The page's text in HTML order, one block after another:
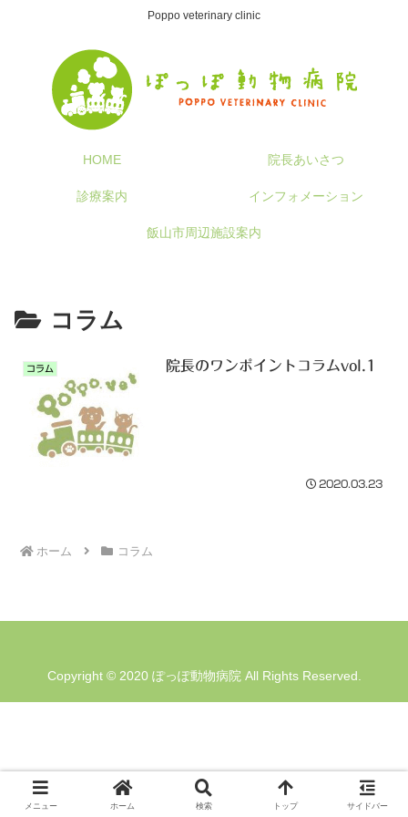
Poppo veterinary clinic
HOME 院長あいさつ
診療案内 インフォメーション
飯山市周辺施設案内
コラム
コラム 院長のワンポイントコラムvol.1
2020.03.23
ホーム コラム
Copyright © 2020 ぽっぽ動物病院 All Rights Reserved.
メニュー ホーム 検索 トップ サイドバー